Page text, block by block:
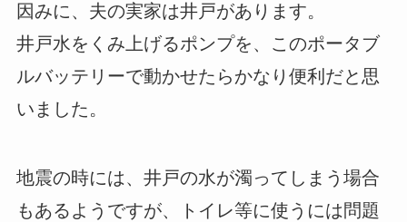
因みに、夫の実家は井戸があります。
井戸水をくみ上げるポンプを、このポータブ
ルバッテリーで動かせたらかなり便利だと思
いました。
地震の時には、井戸の水が濁ってしまう場合
もあるようですが、トイレ等に使うには問題